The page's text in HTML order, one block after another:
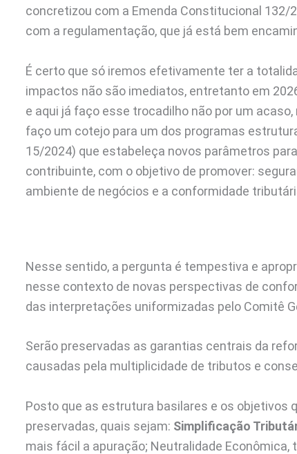
concretizou com a Emenda Constitucional 132/
com a regulamentação, que já está bem
É certo que só iremos efetivamente ter a
impactos não são imediatos, entretanto em
e aqui já faço esse trocadilho não por um
faço um cotejo para um dos programas
15/2024) que estabeleça novos parâmetros
contribuinte, com o objetivo de promover:
ambiente de negócios e a conformidade
Nesse sentido, a pergunta é tempestiva e
nesse contexto de novas perspectivas de
das interpretações uniformizadas pelo Comitê
Serão preservadas as garantias centrais da
causadas pela multiplicidade de tributos e
Posto que as estrutura basilares e os objetivos
preservadas, quais sejam: Simplificação
mais fácil a apuração; Neutralidade